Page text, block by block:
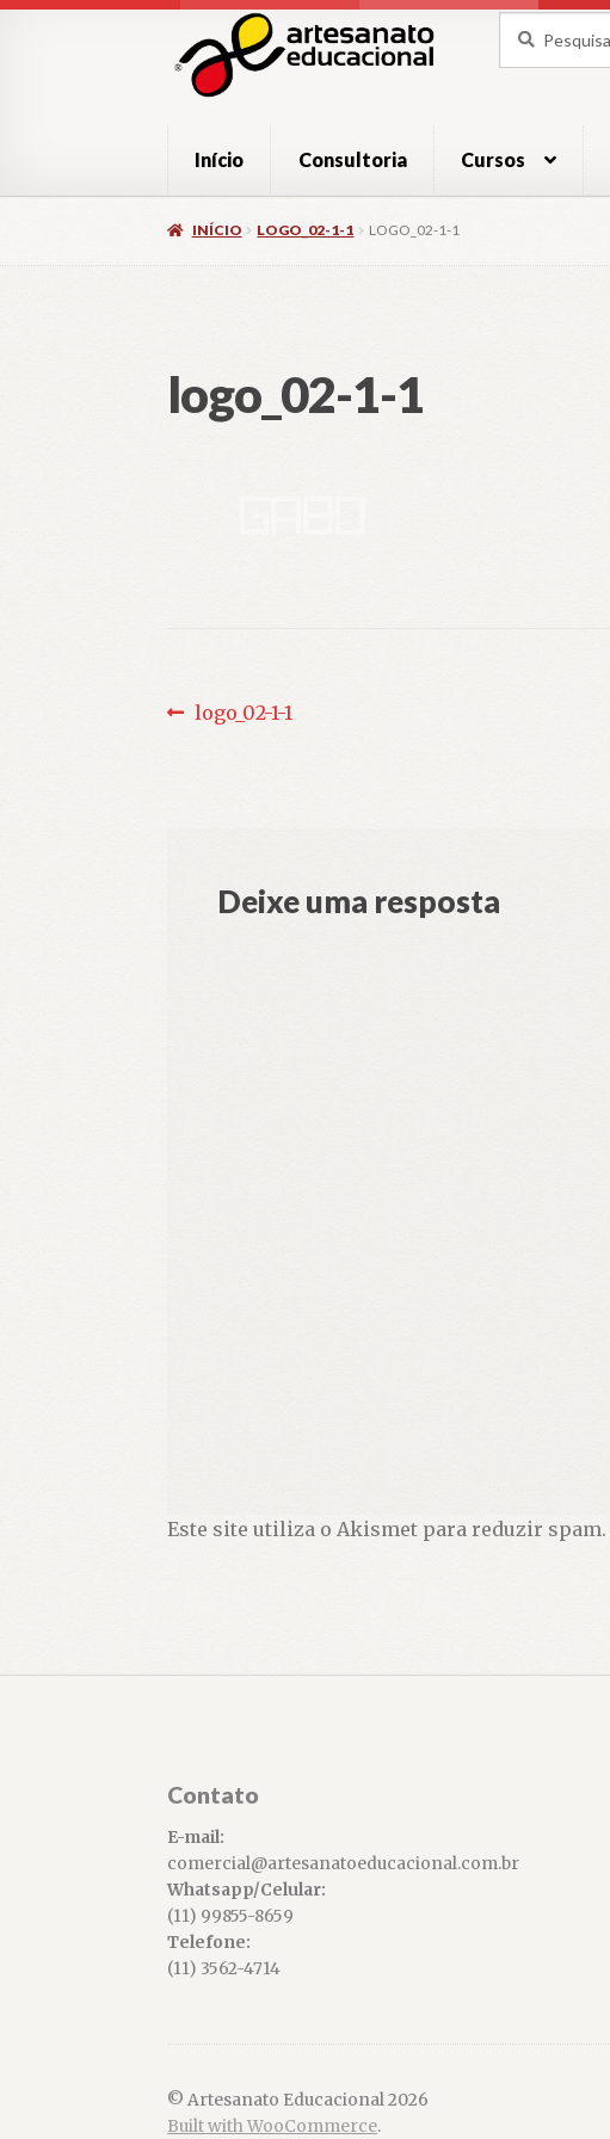
para
navegação
para
por:
Início Consultoria Cursos
INÍCIO LOGO_02-1-1 LOGO_02-1-1
logo_02-1-1
Navegação
Post
logo_02-1-1
Deixe uma resposta
Este site utiliza o Akismet para reduzir spam.
Contato
E-mail:
comercial@artesanatoeducacional.com.br
Whatsapp/Celular:
(11) 99855-8659
Telefone:
(11) 3562-4714
© Artesanato Educacional 2026
Built with WooCommerce.